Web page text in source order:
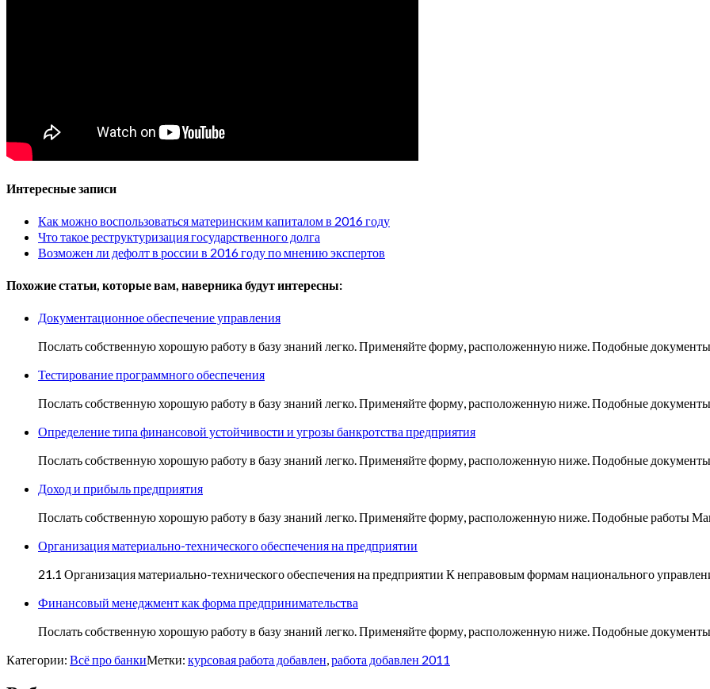
Интересные записи
Как можно воспользоваться материнским капиталом в 2016 году
Что такое реструктуризация государственного долга
Возможен ли дефолт в россии в 2016 году по мнению экспертов
Похожие статьи, которые вам, наверника будут интересны:
Документационное обеспечение управления
Послать собственную хорошую работу в базу знаний легко. Применяйте форму, расположенную ниже. Подобные документы
Тестирование программного обеспечения
Послать собственную хорошую работу в базу знаний легко. Применяйте форму, расположенную ниже. Подобные
Определение типа финансовой устойчивости и угрозы банкротства предприятия
Послать собственную хорошую работу в базу знаний легко. Применяйте форму, расположенную ниже. Подобные
Доход и прибыль предприятия
Послать собственную хорошую работу в базу знаний легко. Применяйте форму, расположенную ниже. Подобные работы
Организация материально-технического обеспечения на предприятии
21.1 Организация материально-технического обеспечения на предприятии К неправовым формам национального
Финансовый менеджмент как форма предпринимательства
Послать собственную хорошую работу в базу знаний легко. Применяйте форму, расположенную ниже. Подобные
Категории: Всё про банкиМетки: курсовая работа добавлен,работа добавлен 2011